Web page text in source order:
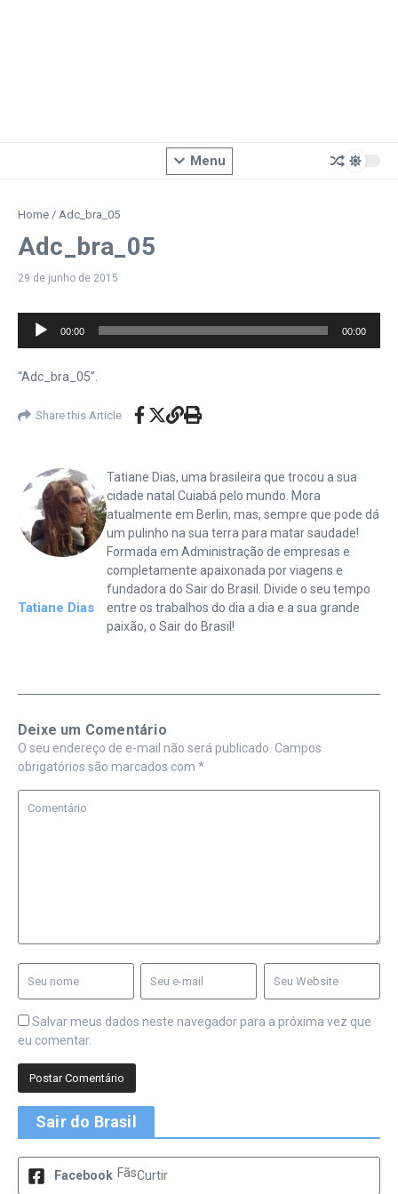
Menu
Home / Adc_bra_05
Adc_bra_05
29 de junho de 2015
Tocador
00:00 00:00
“Adc_bra_05”.
Share this Article
Tatiane Dias
Tatiane Dias, uma brasileira que trocou a sua
cidade natal Cuiabá pelo mundo. Mora
atualmente em Berlin, mas, sempre que pode dá
um pulinho na sua terra para matar saudade!
Formada em Administração de empresas e
completamente apaixonada por viagens e
fundadora do Sair do Brasil. Divide o seu tempo
entre os trabalhos do dia a dia e a sua grande
paixão, o Sair do Brasil!
Deixe um Comentário
O seu endereço de e-mail não será publicado. Campos
obrigatórios são marcados com *
Salvar meus dados neste navegador para a próxima vez que
eu comentar.
Sair do Brasil
Facebook FãsCurtir